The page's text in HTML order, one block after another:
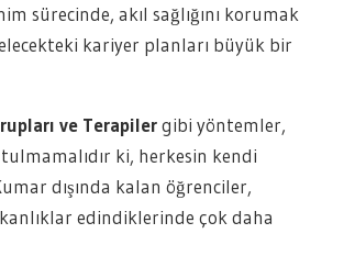
sürecinde, akıl sağlığını korumak
kariyer planları büyük bir
ve Terapilergibi yöntemler,
ki, herkesin kendi
dışında kalan öğrenciler,
edindiklerinde çok daha